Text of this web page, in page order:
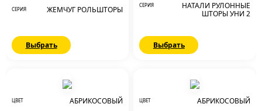
СЕРИЯ ЖЕМЧУГ РОЛЬШТОРЫ
Выбрать
СЕРИЯ
НАТАЛИ РУЛОННЫЕ
ШТОРЫ УНИ 2
Выбрать
ЦВЕТ АБРИКОСОВЫЙ ЦВЕТ АБРИКОСОВЫЙ